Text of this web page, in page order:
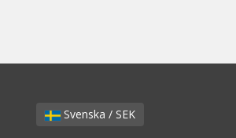
Svenska / SEK